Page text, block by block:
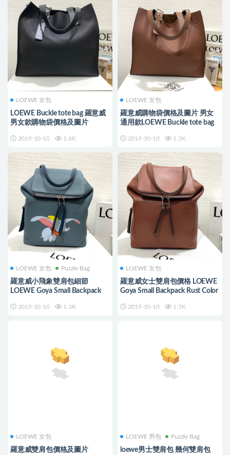
LOEWE 女包
LOEWE Buckle tote bag 羅意威
男女款購物袋價格及圖片
2019-10-10 1.6K
LOEWE 女包
羅意威購物袋價格及圖片 男女
通用款LOEWE Buckle tote bag
2019-10-10 1.3K
LOEWE 女包 Puzzle Bag
羅意威小飛象雙肩包細節
LOEWE Goya Small Backpack
2019-10-10 1.3K
LOEWE 女包
羅意威女士雙肩包價格 LOEWE
Goya Small Backpack Rust Color
2019-10-10 1.5K
LOEWE 女包
羅意威雙肩包價格及圖片
LOEWE 男包 Puzzle Bag
loewe男士雙肩包 幾何雙肩包